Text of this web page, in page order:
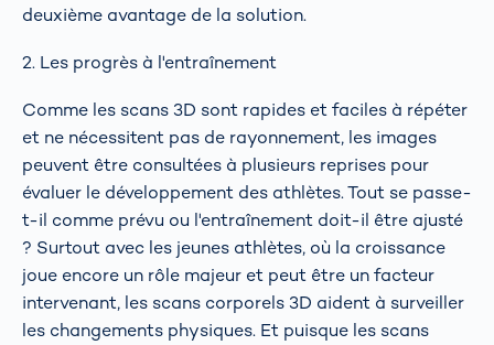
deuxième avantage de la solution.
2. Les progrès à l'entraînement
Comme les scans 3D sont rapides et faciles à répéter
et ne nécessitent pas de rayonnement, les images
peuvent être consultées à plusieurs reprises pour
évaluer le développement des athlètes. Tout se passe-
t-il comme prévu ou l'entraînement doit-il être ajusté
? Surtout avec les jeunes athlètes, où la croissance
joue encore un rôle majeur et peut être un facteur
intervenant, les scans corporels 3D aident à surveiller
les changements physiques. Et puisque les scans